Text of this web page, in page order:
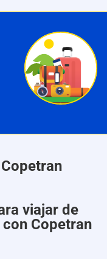
viajar de
Copetran